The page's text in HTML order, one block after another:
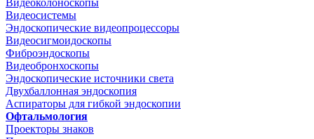
Видеоколоноскопы
Видеосистемы
Эндоскопические видеопроцессоры
Видеосигмоидоскопы
Фиброэндоскопы
Видеобронхоскопы
Эндоскопические источники света
Двухбаллонная эндоскопия
Аспираторы для гибкой эндоскопии
Офтальмология
Проекторы знаков